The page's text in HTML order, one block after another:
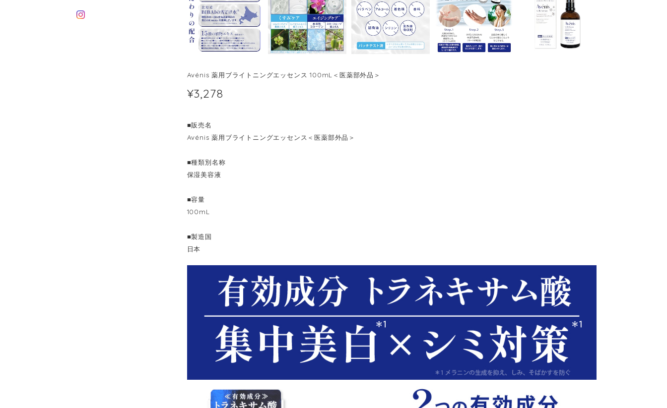
Avénis 薬用ブライトニングエッセンス 100mL＜医薬部外品＞
¥3,278
■販売名
Avénis 薬用ブライトニングエッセンス＜医薬部外品＞
■種類別名称
保湿美容液
■容量
100mL
■製造国
日本